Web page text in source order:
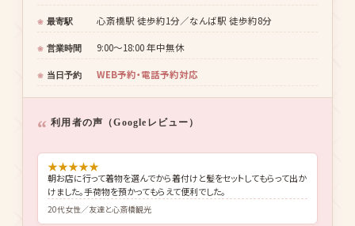
営業時間 9:00〜18:00 年中無休
利用者の声（Googleレビュー）